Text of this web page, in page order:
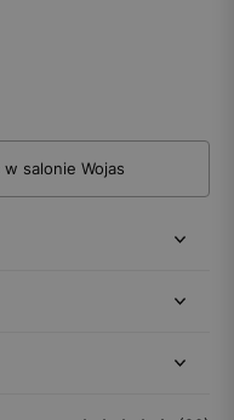
salonie Wojas